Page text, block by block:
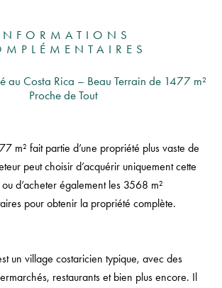
au Costa Rica – Beau Terrain de 1477 m²
Proche de Tout
m² fait partie d’une propriété plus vaste de
peut choisir d’acquérir uniquement cette
d’acheter également les 3568 m²
pour obtenir la propriété complète.
un village costaricien typique, avec des
restaurants et bien plus encore. Il